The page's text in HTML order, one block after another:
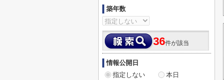
築年数
36件が該当
情報公開日
指定しない
本日